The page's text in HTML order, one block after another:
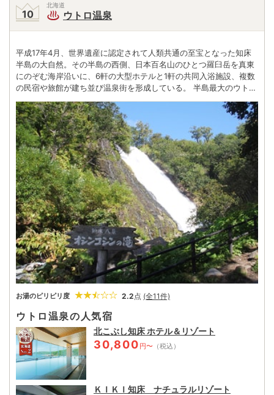
北海道
ウトロ温泉
平成17年4月、世界遺産に認定されて人類共通の至宝となった知床
半島の大自然。その半島の西側、日本百名山のひとつ羅臼岳を真東
にのぞむ海岸沿いに、6軒の大型ホテルと1軒の共同入浴施設、複数
の民宿や旅館が建ち並び温泉街を形成している。 半島最大のウトロ
港を持ち、知床横断道路で東海岸の羅臼市街とも直結。オホーツク
を真紅に染めながら沈む夕日、厳冬期に押し寄せる神秘的な流氷、
そして昭和33年に目撃された日本では珍しいオーロラと、圧巻の規
模を誇る大自然の雄姿が最大の目玉。 港から出る知床観光船での眺
望や、車で行く「オシンコシンの滝」「知床五湖」などの雄大な景
観に、地名の由来が迫力をもって実感できる。
お湯のピリピリ度 2.2 点 (全11件)
ウトロ温泉の人気宿
北こぶし知床 ホテル＆リゾート
30,800 円〜 （税込）
ＫＩＫＩ知床 ナチュラルリゾート